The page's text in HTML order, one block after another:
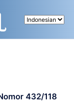
432/118